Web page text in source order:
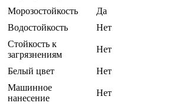
Морозостойкость
Да
Водостойкость
Нет
Стойкость к
загрязнениям
Нет
Белый цвет
Нет
Машинное
нанесение
Нет